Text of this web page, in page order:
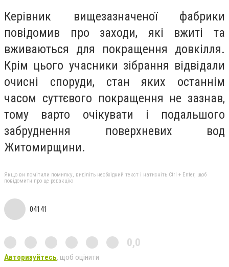
Керівник вищезазначеної фабрики
повідомив про заходи, які вжиті та
вживаються для покращення довкілля.
Крім цього учасники зібрання відвідали
очисні споруди, стан яких останнім
часом суттєвого покращення не зазнав,
тому варто очікувати і подальшого
забруднення поверхневих вод
Житомирщини.
Якщо ви помітили помилку, виділіть необхідний текст і натисніть Ctrl + Enter, щоб
повідомити про це редакцію
04141
0,0
Авторизуйтесь, щоб оцінити